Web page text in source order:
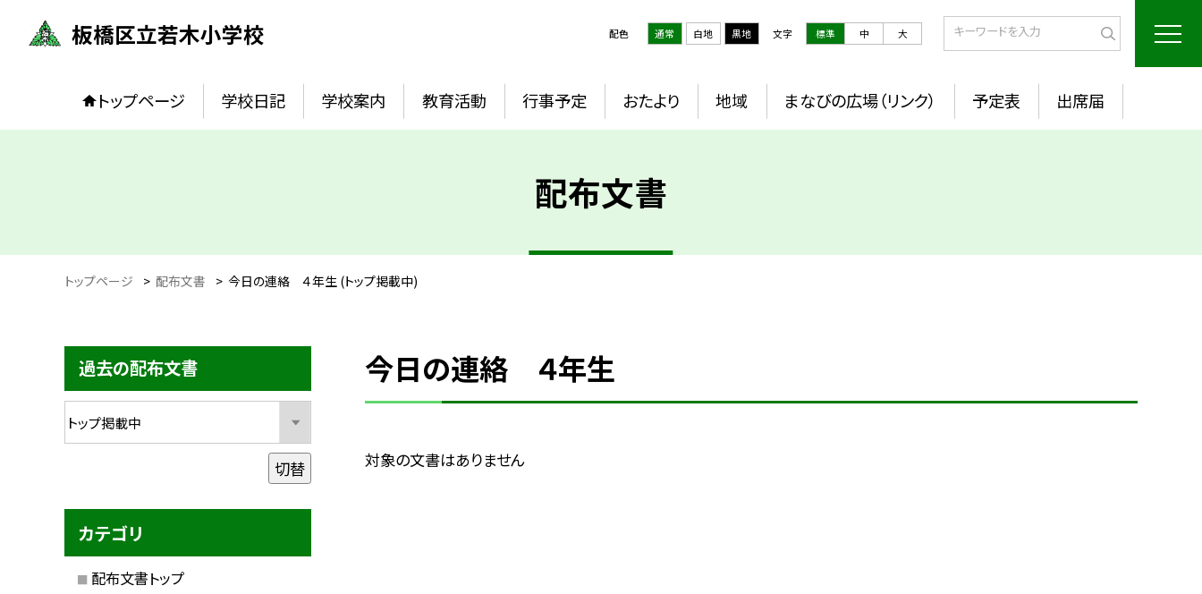
板橋区立若木小学校 配色 通常 白地 黒地 文字 標準 中 大
トップページ 学校日記 学校案内 教育活動 行事予定 おたより 地域 まなびの広場（リンク） 予定表 出席届
配布文書
トップページ > 配布文書 > 今日の連絡 ４年生 (トップ掲載中)
今日の連絡 ４年生
対象の文書はありません
過去の配布文書
切替
カテゴリ
配布文書トップ